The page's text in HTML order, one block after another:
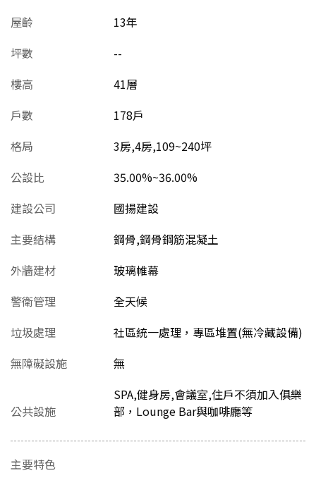
屋齡
13年
坪數
--
樓高
41層
戶數
178戶
格局
3房,4房,109~240坪
公設比
35.00%~36.00%
建設公司
國揚建設
主要結構
鋼骨,鋼骨鋼筋混凝土
外牆建材
玻璃帷幕
警衛管理
全天候
垃圾處理
社區統一處理，專區堆置(無冷藏設備)
無障礙設施
無
公共設施
SPA,健身房,會議室,住戶不須加入俱樂
部，Lounge Bar與咖啡廳等
主要特色